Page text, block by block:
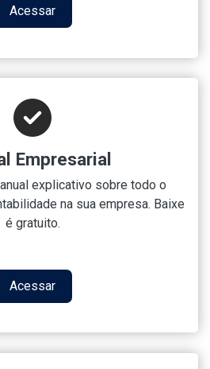
Acessar
Empresarial
explicativo sobre todo o
na sua empresa. Baixe
é gratuito.
Acessar